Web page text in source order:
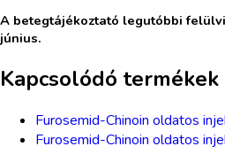
A betegtájékoztató legutóbbi
június.
Kapcsolódó termékek
Furosemid-Chinoin oldatos
Furosemid-Chinoin oldatos